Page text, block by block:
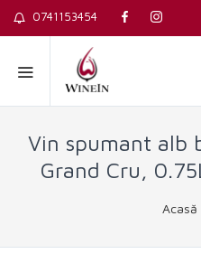
0741153454
Vin spumant alb
Grand Cru,
Acasă